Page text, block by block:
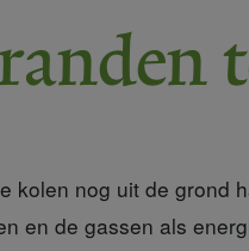
kolen nog uit de grond
en de gassen als